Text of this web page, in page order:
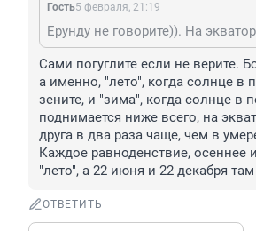
Гость5 февраля, 21:19
Сами погуглите если не верите.
а именно, "лето", когда солнце в
зените, и "зима", когда солнце в
поднимается ниже всего, на
друга в два раза чаще, чем в
Каждое равноденствие, осеннее
"лето", а 22 июня и 22 декабря
ОТВЕТИТЬ